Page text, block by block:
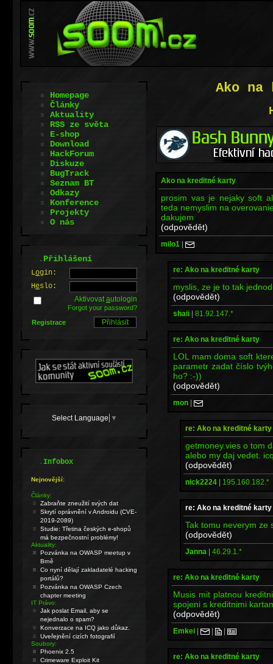
Ako
Ako na kreditné karty
prosim vas je nejaky soft
teda nemyslim na
dakujem
(odpovědět)
milo1 |
re: Ako na kreditné karty
myslis, ze je to tak
(odpovědět)
shaii | 81.92.147.*
re: Ako na kreditné karty
LOL mam doma soft
parametr zadat číslo
ho? :-))
(odpovědět)
mon |
re: Ako na kreditné karty
getmoney.vies o tom
alebo my daj vedet.
(odpovědět)
nick2224 | 195.160.182.*
re: Ako na kreditné karty
Tak tomu neverym ze
(odpovědět)
Janna | 46.29.1.*
re: Ako na kreditné karty
Musis mit platnou
spojeni s kreditnimi
(odpovědět)
Emkei | | |
re: Ako na kreditné karty
Homepage
Články
Aktuality
RSS ze světa
E-shop
Download
HackForum
Diskuze
BugTrack
Seznam BT
Odkazy
Konference
Projekty
O nás
.Přihlášení
Login:
Heslo:
Aktivovatautologin
Forgot your password?
Registrace
Select Language ▼
.Infobox
Nejnovější:
Články:
Zabraňte zneužití svých dat
Skrytí oprávnění v Androidu (CVE-
2019-2089)
Studie: Třetina českých e-shopů
má bezpečnostní problémy!
Aktuality:
Pozvánka na OWASP meetup v
Brně
Co nyní dělají zakladatelé hacking
portálů?
Pozvánka na OWASP Czech
chapter meeting
IT Právo:
Jak poslat Email, aby se
nejednalo o spam?
Konverzace na ICQ jako důkaz.
Uveřejnění cizích fotografií
Soubory:
Phoenix 2.5
Crimeware Exploit Kit